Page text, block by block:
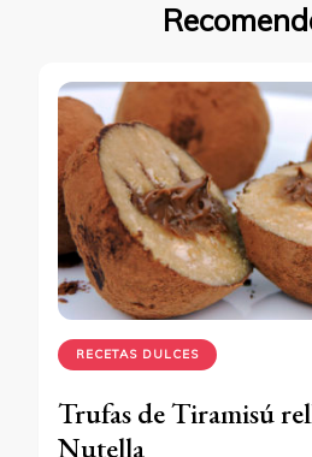
RECETAS DULCES
Trufas de Tiramisú
Nutella